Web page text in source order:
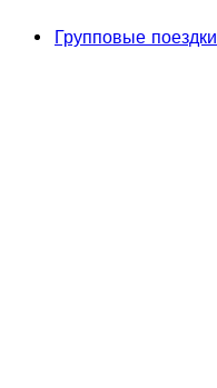
Групповые поездки